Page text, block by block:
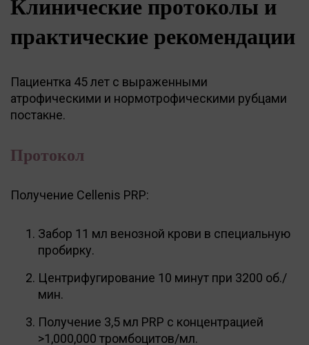
Клинические протоколы и
практические рекомендации
Пациентка 45 лет с выраженными
атрофическими и нормотрофическими рубцами
постакне.
Протокол
Получение Cellenis PRP:
Забор 11 мл венозной крови в специальную
пробирку.
Центрифугирование 10 минут при 3200 об./
мин.
Получение 3,5 мл PRP с концентрацией
>1,000,000 тромбоцитов/мл.